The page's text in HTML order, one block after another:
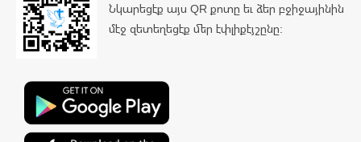
Նկարեցէք այս QR քոտը եւ ձեր բջիջայինին
մէջ զետեղեցէք մեր էփլիքէյշընը: